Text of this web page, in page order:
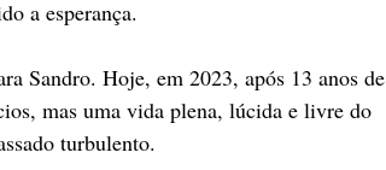
a esperança.
Sandro. Hoje, em 2023, após 13 anos de
mas uma vida plena, lúcida e livre do
turbulento.